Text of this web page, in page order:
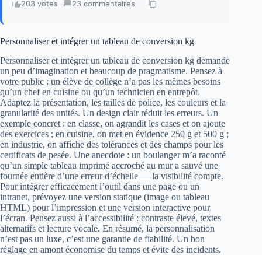
203 votes · 23 commentaires ·
Personnaliser et intégrer un tableau de conversion kg
Personnaliser et intégrer un tableau de conversion kg demande
un peu d’imagination et beaucoup de pragmatisme. Pensez à
votre public : un élève de collège n’a pas les mêmes besoins
qu’un chef en cuisine ou qu’un technicien en entrepôt.
Adaptez la présentation, les tailles de police, les couleurs et la
granularité des unités. Un design clair réduit les erreurs. Un
exemple concret : en classe, on agrandit les cases et on ajoute
des exercices ; en cuisine, on met en évidence 250 g et 500 g ;
en industrie, on affiche des tolérances et des champs pour les
certificats de pesée. Une anecdote : un boulanger m’a raconté
qu’un simple tableau imprimé accroché au mur a sauvé une
fournée entière d’une erreur d’échelle — la visibilité compte.
Pour intégrer efficacement l’outil dans une page ou un
intranet, prévoyez une version statique (image ou tableau
HTML) pour l’impression et une version interactive pour
l’écran. Pensez aussi à l’accessibilité : contraste élevé, textes
alternatifs et lecture vocale. En résumé, la personnalisation
n’est pas un luxe, c’est une garantie de fiabilité. Un bon
réglage en amont économise du temps et évite des incidents.